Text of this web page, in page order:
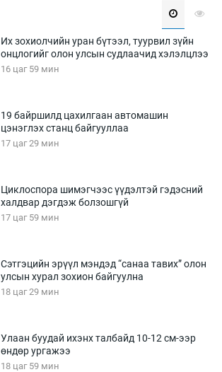
Их зохиолчийн уран бүтээл, туурвил зүйн
онцлогийг олон улсын судлаачид хэлэлцлээ
16 цаг 59 мин
19 байршилд цахилгаан автомашин
цэнэглэх станц байгууллаа
17 цаг 29 мин
Циклоспора шимэгчээс үүдэлтэй гэдэсний
халдвар дэгдэж болзошгүй
17 цаг 59 мин
Сэтгэцийн эрүүл мэндэд “санаа тавих” олон
улсын хурал зохион байгуулна
18 цаг 29 мин
Улаан буудай ихэнх талбайд 10-12 см-ээр
өндөр ургажээ
18 цаг 59 мин